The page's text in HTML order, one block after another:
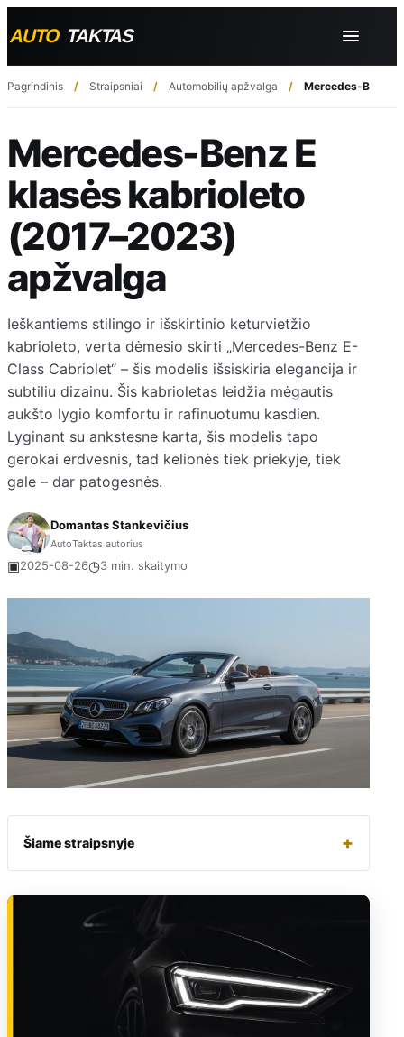
Pagrindinis Straipsniai Automobilių apžvalga Mercedes-Benz E
Mercedes-Benz E
klasės kabrioleto
(2017–2023)
apžvalga
Ieškantiems stilingo ir išskirtinio keturvietžio
kabrioleto, verta dėmesio skirti „Mercedes-Benz E-
Class Cabriolet“ – šis modelis išsiskiria elegancija ir
subtiliu dizainu. Šis kabrioletas leidžia mėgautis
aukšto lygio komfortu ir rafinuotumu kasdien.
Lyginant su ankstesne karta, šis modelis tapo
gerokai erdvesnis, tad kelionės tiek priekyje, tiek
gale – dar patogesnės.
Domantas Stankevičius
AutoTaktas autorius
▣2025-08-26◷3 min. skaitymo
Šiame straipsnyje +